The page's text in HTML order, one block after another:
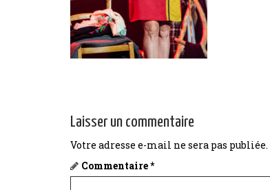
Laisser un commentaire
Votre adresse e-mail ne sera pas publiée.
Commentaire*